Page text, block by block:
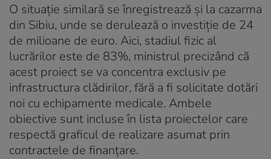
O situație similară se înregistrează și la cazarma
din Sibiu, unde se derulează o investiție de 24
de milioane de euro. Aici, stadiul fizic al
lucrărilor este de 83%, ministrul precizând că
acest proiect se va concentra exclusiv pe
infrastructura clădirilor, fără a fi solicitate dotări
noi cu echipamente medicale. Ambele
obiective sunt incluse în lista proiectelor care
respectă graficul de realizare asumat prin
contractele de finanțare.